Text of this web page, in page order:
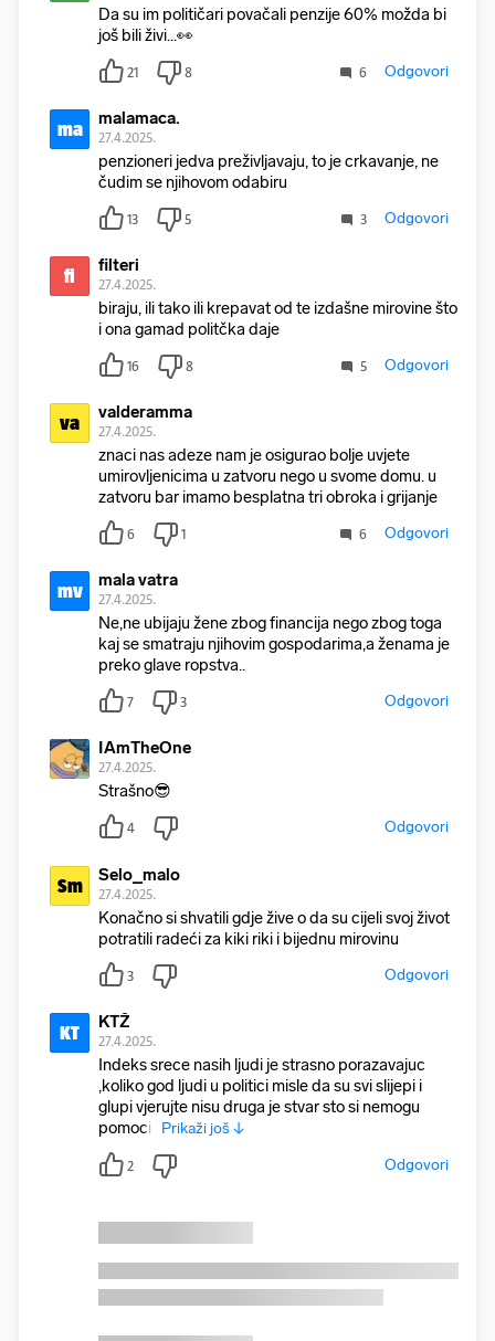
Da su im političari povačali penzije 60% možda bi
još bili živi...👀
21 8 6 Odgovori
ma malamaca.
27.4.2025.
penzioneri jedva preživljavaju, to je crkavanje, ne
čudim se njihovom odabiru
13 5 3 Odgovori
fi filteri
27.4.2025.
biraju, ili tako ili krepavat od te izdašne mirovine što
i ona gamad politčka daje
16 8 5 Odgovori
va valderamma
27.4.2025.
znaci nas adeze nam je osigurao bolje uvjete
umirovljenicima u zatvoru nego u svome domu. u
zatvoru bar imamo besplatna tri obroka i grijanje
6 1 6 Odgovori
mv mala vatra
27.4.2025.
Ne,ne ubijaju žene zbog financija nego zbog toga
kaj se smatraju njihovim gospodarima,a ženama je
preko glave ropstva..
7 3 Odgovori
IAmTheOne
27.4.2025.
Strašno😎
4 Odgovori
Sm Selo_malo
27.4.2025.
Konačno si shvatili gdje žive o da su cijeli svoj život
potratili radeći za kiki riki i bijednu mirovinu
3 Odgovori
KT KTŽ
27.4.2025.
Indeks srece nasih ljudi je strasno porazavajuc
,koliko god ljudi u politici misle da su svi slijepi i
glupi vjerujte nisu druga je stvar sto si nemogu
pomoci i Prikaži još ↓
2 Odgovori